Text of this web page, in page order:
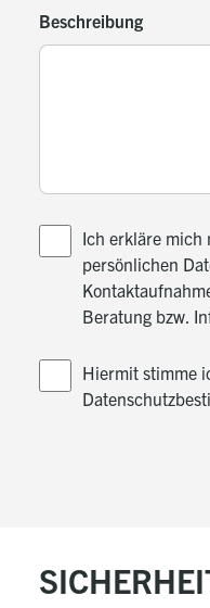
Beschreibung
Ich erkläre mich
persönlichen
Beratung bzw.
Hiermit stimme